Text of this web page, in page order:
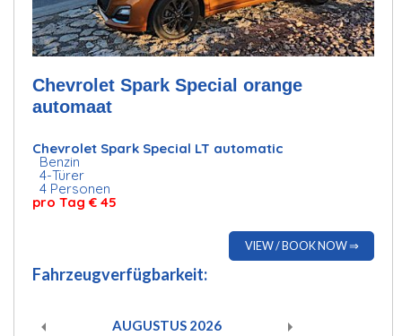
Chevrolet Spark Special orange
automaat
Chevrolet Spark Special LT automatic
Benzin
4-Türer
4 Personen
pro Tag€ 45
VIEW / BOOK NOW ⇒
Fahrzeugverfügbarkeit:
AUGUSTUS 2026